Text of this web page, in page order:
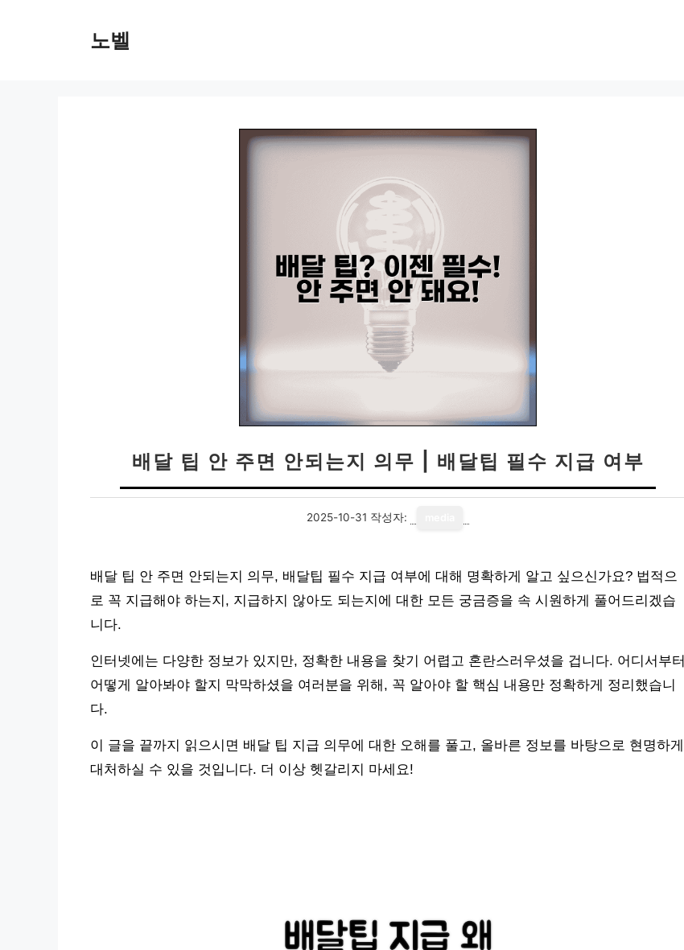
노벨
배달 팁 안 주면 안되는지 의무 | 배달팁 필수 지급 여부
2025-10-31 작성자:
배달 팁 안 주면 안되는지 의무, 배달팁 필수 지급 여부에 대해 명확하게 알고 싶으신가요? 법적으
로 꼭 지급해야 하는지, 지급하지 않아도 되는지에 대한 모든 궁금증을 속 시원하게 풀어드리겠습
니다.
인터넷에는 다양한 정보가 있지만, 정확한 내용을 찾기 어렵고 혼란스러우셨을 겁니다. 어디서부터
어떻게 알아봐야 할지 막막하셨을 여러분을 위해, 꼭 알아야 할 핵심 내용만 정확하게 정리했습니
다.
이 글을 끝까지 읽으시면 배달 팁 지급 의무에 대한 오해를 풀고, 올바른 정보를 바탕으로 현명하게
대처하실 수 있을 것입니다. 더 이상 헷갈리지 마세요!